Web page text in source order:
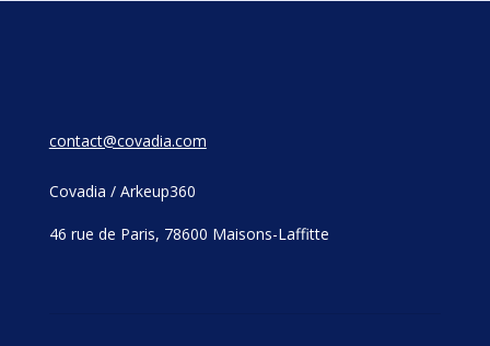
contact@covadia.com
Covadia / Arkeup360
46 rue de Paris, 78600 Maisons-Laffitte